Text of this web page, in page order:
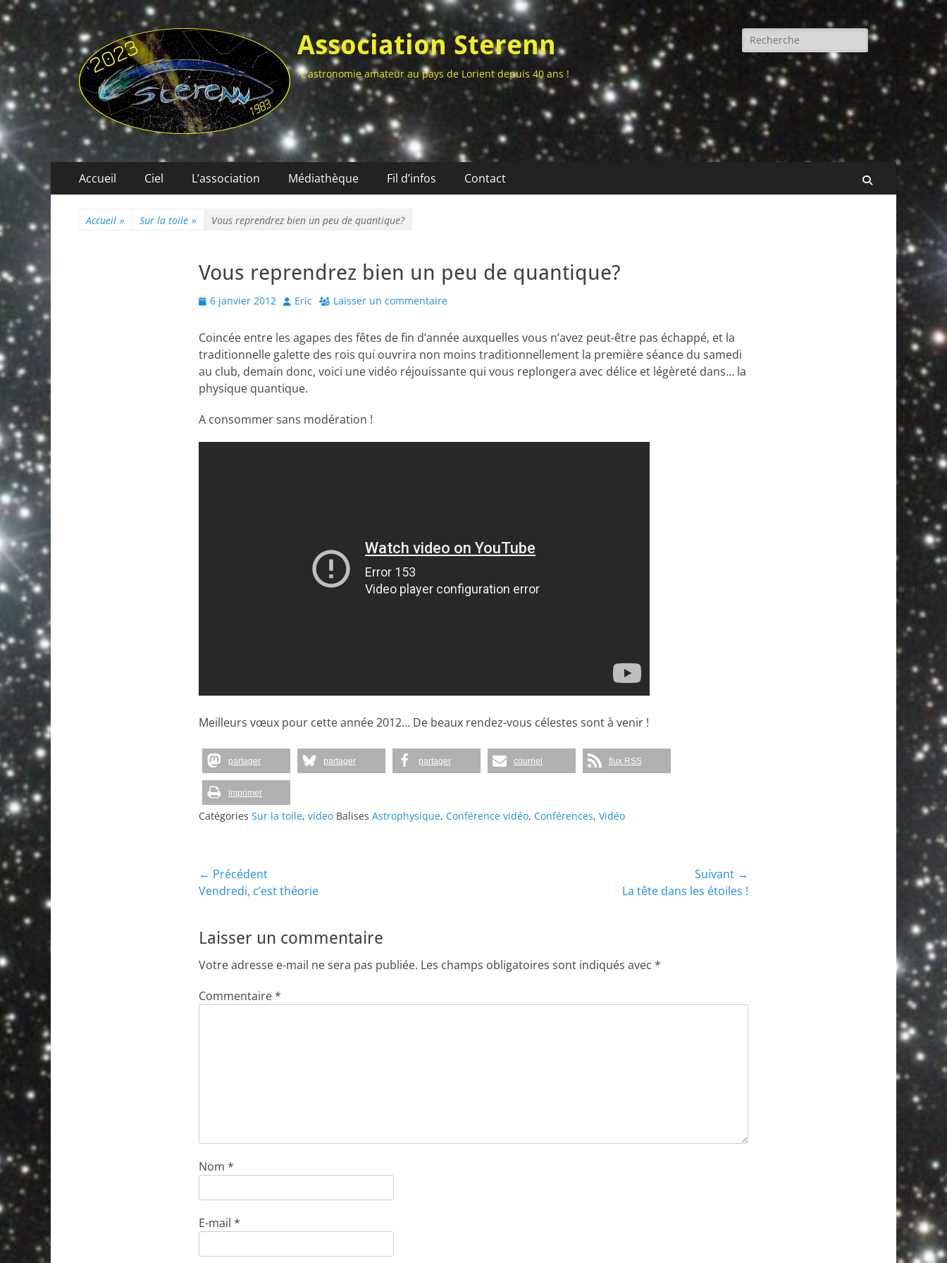
Association Sterenn
L'astronomie amateur au pays de Lorient depuis 40 ans !
Rechercher :
Menu
principal
Accueil Ciel L’association Médiathèque Fil d’infos Contact Recherche
Accueil » Sur la toile » Vous reprendrez bien un peu de quantique?
Vous reprendrez bien un peu de quantique?
Posted
6 janvier 2012 Author
Eric Laisser un commentaire
Coincée entre les agapes des fêtes de fin d’année auxquelles vous n’avez peut-être pas échappé, et la
traditionnelle galette des rois qui ouvrira non moins traditionnellement la première séance du samedi
au club, demain donc, voici une vidéo réjouissante qui vous replongera avec délice et légèreté dans… la
physique quantique.
A consommer sans modération !
Meilleurs vœux pour cette année 2012… De beaux rendez-vous célestes sont à venir !
partager partager partager courriel flux RSS
imprimer
Catégories Sur la toile, video Balises Astrophysique, Conférence vidéo, Conférences, Vidéo
Navigation
de
l’article
← Précédent
Article
Vendredi, c’est théorie
Suivant →
La tête dans les étoiles !
Laisser un commentaire
Votre adresse e-mail ne sera pas publiée. Les champs obligatoires sont indiqués avec *
Commentaire*
Nom *
E-mail *